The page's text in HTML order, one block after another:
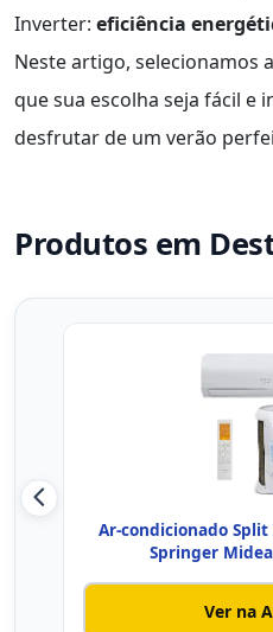
Inverter: eficiência
Neste artigo, selecionamos
que sua escolha seja fácil e
desfrutar de um verão
Produtos em
Ar-condicionado
Springer
Ver na